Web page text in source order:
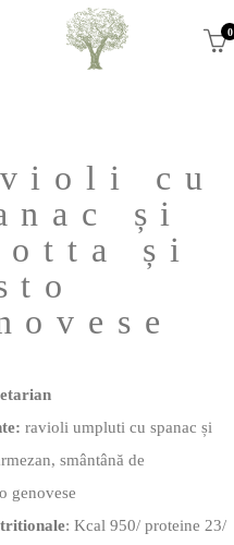
0
cu
și
și
ravioli umpluti cu spanac și
smântână de
genovese
: Kcal 950/ proteine 23/